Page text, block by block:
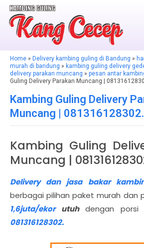
Home » Delivery kambing guling di Bandung »
murah di bandung » kambing guling delivery
delivery parakan muncang » pesan antar
Guling Delivery Parakan Muncang |
Kambing Guling Delivery
Muncang | 081316128302.
Kambing Guling
Muncang |
Delivery dan jasa bakar
berbagai pilihan paket murah dan
1,6juta/ekorutuhdengan porsi
081316128302.